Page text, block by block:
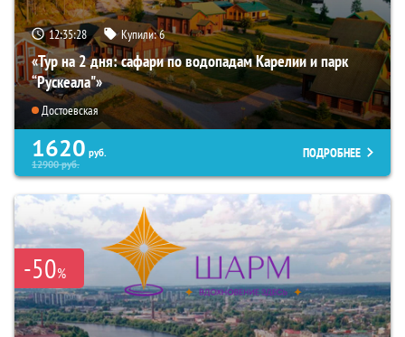
12:35:26 Купили:6
«Тур на 2 дня: сафари по водопадам Карелии и парк
“Рускеала"»
Достоевская
1620 руб.
12900руб.
ПОДРОБНЕЕ
-50%